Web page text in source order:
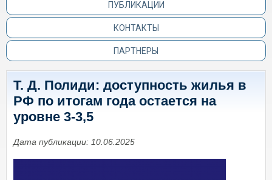
ПУБЛИКАЦИИ
КОНТАКТЫ
ПАРТНЕРЫ
Т. Д. Полиди: доступность жилья в
РФ по итогам года остается на
уровне 3-3,5
Дата публикации: 10.06.2025